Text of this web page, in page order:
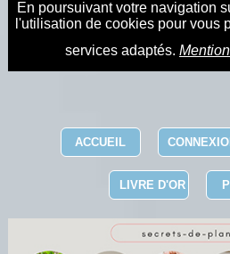
En poursuivant votre navigation
l'utilisation de cookies pour vous
services adaptés.
ACCUEIL
LIVRE D'OR